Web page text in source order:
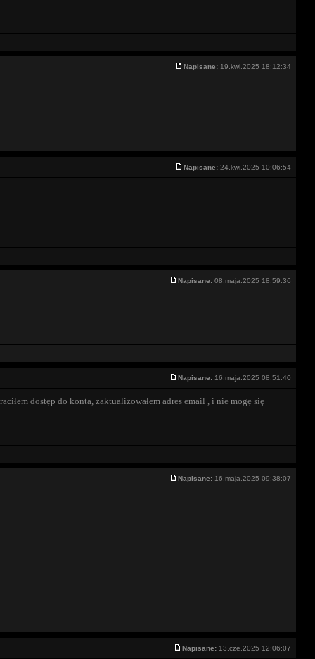
Napisane: 19.kwi.2025 18:12:34
Napisane: 24.kwi.2025 10:06:54
Napisane: 08.maja.2025 18:59:36
Napisane: 16.maja.2025 08:51:40
dostęp do konta, zaktualizowałem adres email , i nie mogę się
Napisane: 16.maja.2025 09:38:07
Napisane: 13.cze.2025 12:06:07